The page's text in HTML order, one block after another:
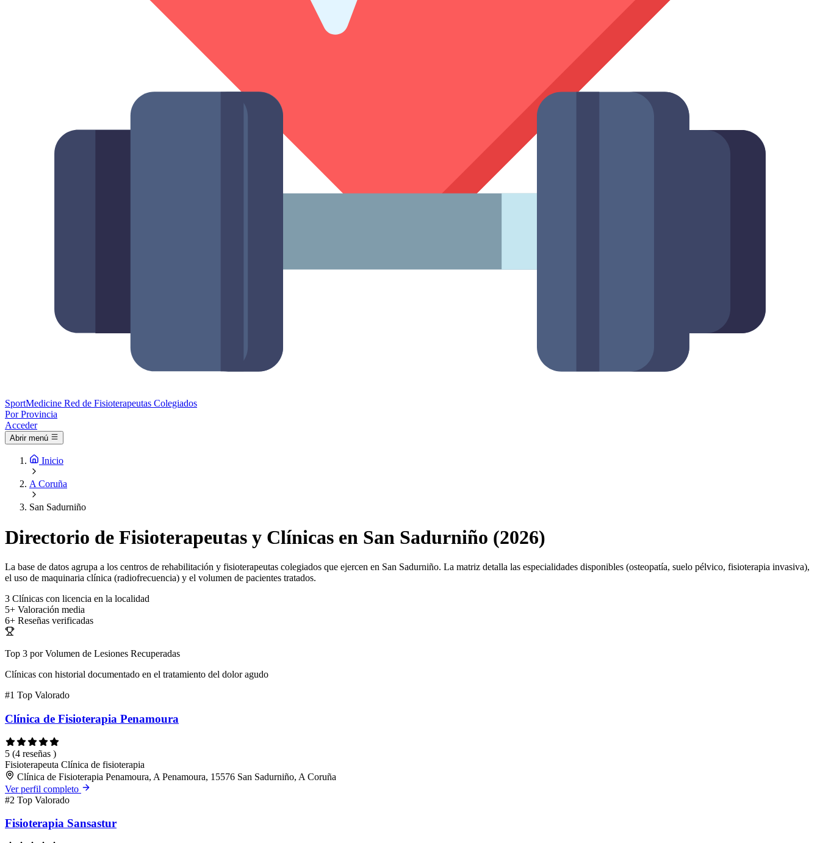
SportMedicine Red de Fisioterapeutas Colegiados
Por Provincia
Acceder
Abrir menú
Inicio
A Coruña
San Sadurniño
Directorio de Fisioterapeutas y Clínicas en San Sadurniño (2026)
La base de datos agrupa a los centros de rehabilitación y fisioterapeutas colegiados que ejercen en San Sadurniño. La matriz detalla las especialidades disponibles (osteopatía, suelo pélvico, fisioterapia invasiva),
el uso de maquinaria clínica (radiofrecuencia) y el volumen de pacientes tratados.
3 Clínicas con licencia en la localidad
5+ Valoración media
6+ Reseñas verificadas
Top 3 por Volumen de Lesiones Recuperadas
Clínicas con historial documentado en el tratamiento del dolor agudo
#1 Top Valorado
Clínica de Fisioterapia Penamoura
5 (4 reseñas )
Fisioterapeuta Clínica de fisioterapia
Clínica de Fisioterapia Penamoura, A Penamoura, 15576 San Sadurniño, A Coruña
Ver perfil completo
#2 Top Valorado
Fisioterapia Sansastur